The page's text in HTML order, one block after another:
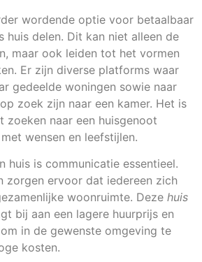
wordende optie voor betaalbaar
huis delen. Dit kan niet alleen de
maar ook leiden tot het vormen
Er zijn diverse platforms waar
gedeelde woningen sowie naar
zoek zijn naar een kamer. Het is
zoeken naar een huisgenoot
wensen en leefstijlen.
huis is communicatie essentieel.
zorgen ervoor dat iedereen zich
woonruimte. Deze huis
bij aan een lagere huurprijs en
in de gewenste omgeving te
kosten.